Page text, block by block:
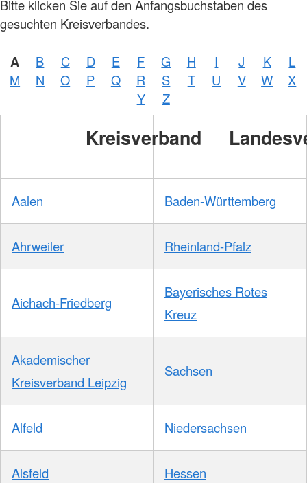
Bitte klicken Sie auf den Anfangsbuchstaben des
gesuchten Kreisverbandes.
A B C D E F G H I J K
L
M
N O P Q R S T U V W
X
Y
Z
Kreisverband
Aalen Baden-Württemberg
Ahrweiler Rheinland-Pfalz
Aichach-Friedberg
Bayerisches Rotes
Kreuz
Akademischer
Kreisverband Leipzig
Sachsen
Alfeld Niedersachsen
Alsfeld Hessen